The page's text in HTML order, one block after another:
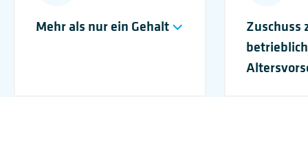
Mehr als nur ein Gehalt
Zuschuss